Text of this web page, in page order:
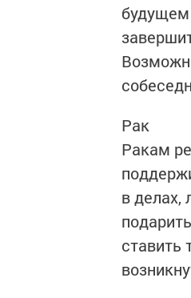
Рак
Ракам
в делах,
ставить